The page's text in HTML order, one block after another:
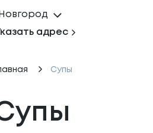
адрес
Супы